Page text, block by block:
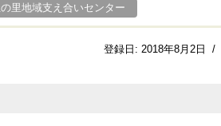
里地域支え合いセンター
登録日: 2018年8月2日 /